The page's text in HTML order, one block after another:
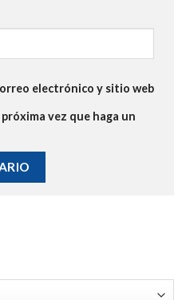
electrónico y sitio web
vez que haga un